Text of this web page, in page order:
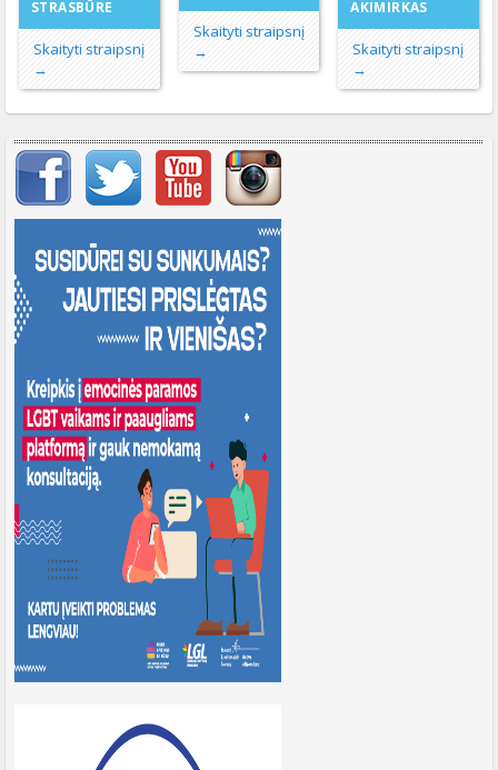
STRASBŪRE
Skaityti straipsnį
→
Skaityti straipsnį
→
AKIMIRKAS
Skaityti straipsnį
→
Svarbių įrašų meniu